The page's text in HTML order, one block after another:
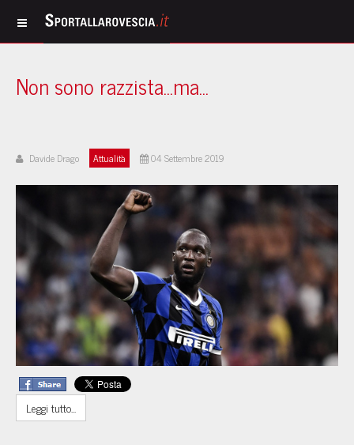
Non sono razzista...ma...
Davide Drago Attualità 04 Settembre 2019
Leggi tutto...